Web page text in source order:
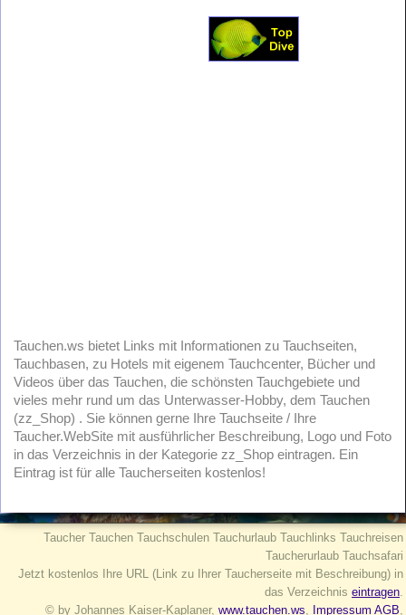
Tauchen.ws bietet Links mit Informationen zu Tauchseiten,
Tauchbasen, zu Hotels mit eigenem Tauchcenter, Bücher und
Videos über das Tauchen, die schönsten Tauchgebiete und
vieles mehr rund um das Unterwasser-Hobby, dem Tauchen
(zz_Shop) . Sie können gerne Ihre Tauchseite / Ihre
Taucher.WebSite mit ausführlicher Beschreibung, Logo und Foto
in das Verzeichnis in der Kategorie zz_Shop eintragen. Ein
Eintrag ist für alle Taucherseiten kostenlos!
Taucher Tauchen Tauchschulen Tauchurlaub Tauchlinks Tauchreisen
Taucherurlaub Tauchsafari
Jetzt kostenlos Ihre URL (Link zu Ihrer Taucherseite mit Beschreibung) in
das Verzeichnis eintragen
© by Johannes Kaiser-Kaplaner, www.tauchen.ws Impressum AGB